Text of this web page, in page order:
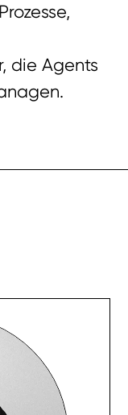
die Agents